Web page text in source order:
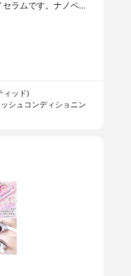
セラムです。ナノペ…
ィッド)
シュコンディショニン